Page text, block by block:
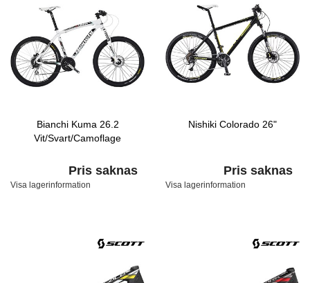
Bianchi Kuma 26.2
Vit/Svart/Camoflage
Pris saknas
Visa lagerinformation
Nishiki Colorado 26"
Pris saknas
Visa lagerinformation